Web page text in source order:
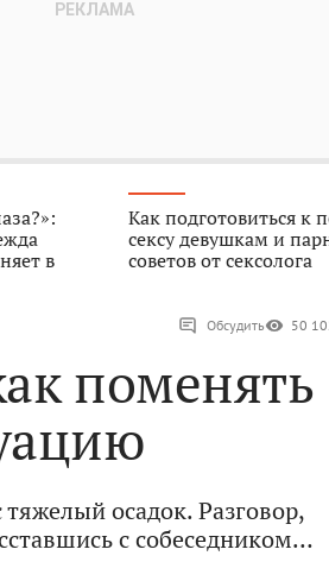
в
Как подготовиться к
сексу девушкам и
советов от сексолога
Обсудить 50
поменять
осадок. Разговор,
с собеседником…